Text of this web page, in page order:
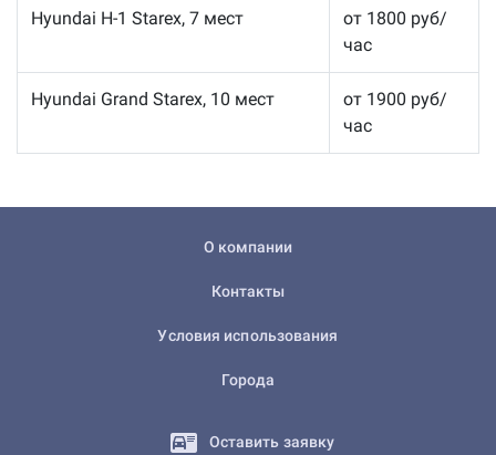
Hyundai H-1 Starex, 7 мест
от 1800 руб/
час
Hyundai Grand Starex, 10 мест
от 1900 руб/
час
О компании
Контакты
Условия использования
Города
Оставить заявку